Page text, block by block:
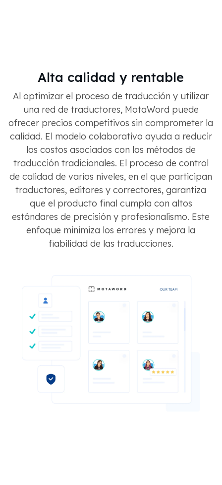
Alta calidad y rentable
Al optimizar el proceso de traducción y utilizar
una red de traductores, MotaWord puede
ofrecer precios competitivos sin comprometer la
calidad. El modelo colaborativo ayuda a reducir
los costos asociados con los métodos de
traducción tradicionales. El proceso de control
de calidad de varios niveles, en el que participan
traductores, editores y correctores, garantiza
que el producto final cumpla con altos
estándares de precisión y profesionalismo. Este
enfoque minimiza los errores y mejora la
fiabilidad de las traducciones.